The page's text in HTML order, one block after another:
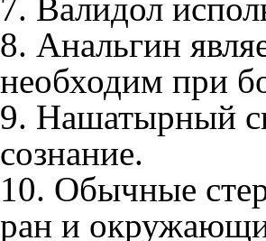
7. Валидол
8. Анальгин
необходим при
9. Нашатырный
сознание.
10. Обычные
ран и